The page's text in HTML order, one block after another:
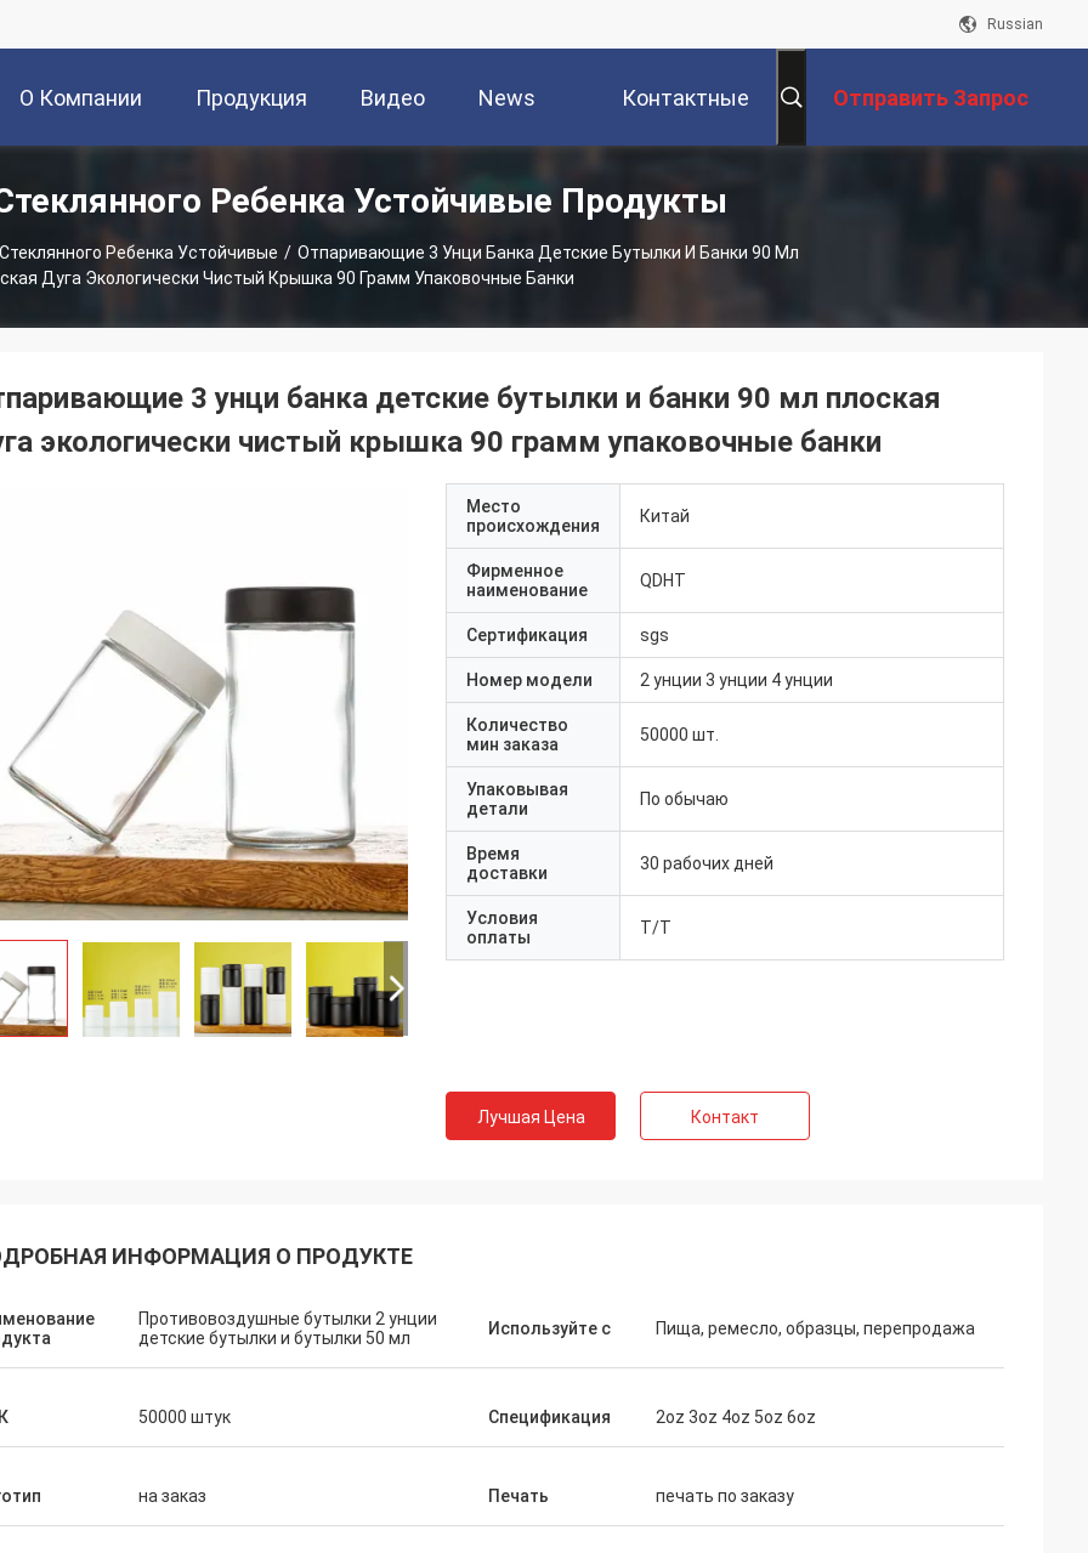
Russian
О Компании Продукция Видео News Контактные
Данные
Отправить Запрос
Ребенка Устойчивые Продукты
Ребенка Устойчивые / Отпаривающие 3 Унци Банка Детские Бутылки И Банки 90 Мл
Дуга Экологически Чистый Крышка 90 Грамм Упаковочные Банки
3 унци банка детские бутылки и банки 90 мл плоская
экологически чистый крышка 90 грамм упаковочные банки
Место
происхождения
Китай
Фирменное
наименование
QDHT
Сертификация sgs
Номер модели 2 унции 3 унции 4 унции
Количество
мин заказа
50000 шт.
Упаковывая
детали
По обычаю
Время
доставки
30 рабочих дней
Условия
оплаты
T/T
Лучшая Цена Контакт
ИНФОРМАЦИЯ О ПРОДУКТЕ
Противовоздушные бутылки 2 унции
детские бутылки и бутылки 50 мл
Используйте с Пища, ремесло, образцы, перепродажа
50000 штук Спецификация 2oz 3oz 4oz 5oz 6oz
на заказ Печать печать по заказу